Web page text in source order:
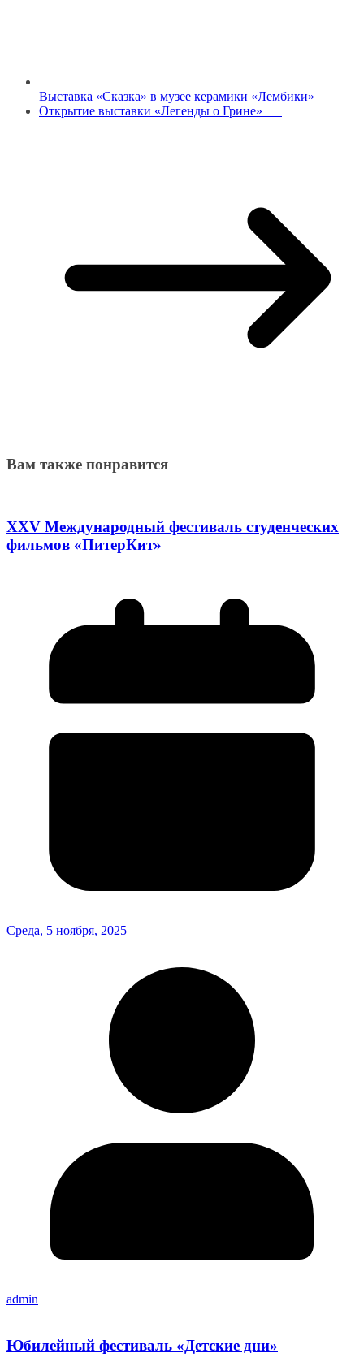
Выставка «Сказка» в музее керамики «Лембики»
Открытие выставки «Легенды о Грине»
Вам также понравится
XXV Международный фестиваль студенческих
фильмов «ПитерКит»
Среда, 5 ноября, 2025
admin
Юбилейный фестиваль «Детские дни»